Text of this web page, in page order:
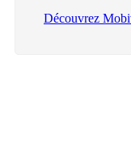
Découvrez